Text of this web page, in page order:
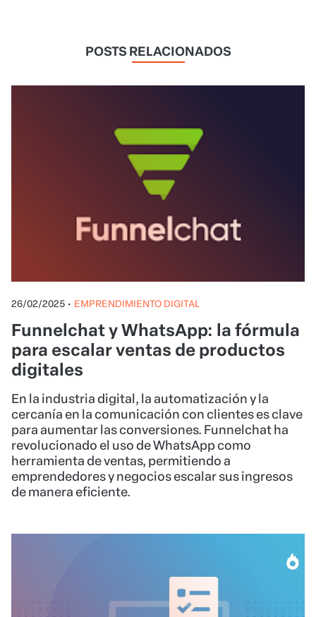
POSTS RELACIONADOS
26/02/2025 • EMPRENDIMIENTO DIGITAL
Funnelchat y WhatsApp: la fórmula
para escalar ventas de productos
digitales
En la industria digital, la automatización y la
cercanía en la comunicación con clientes es clave
para aumentar las conversiones. Funnelchat ha
revolucionado el uso de WhatsApp como
herramienta de ventas, permitiendo a
emprendedores y negocios escalar sus ingresos
de manera eficiente.